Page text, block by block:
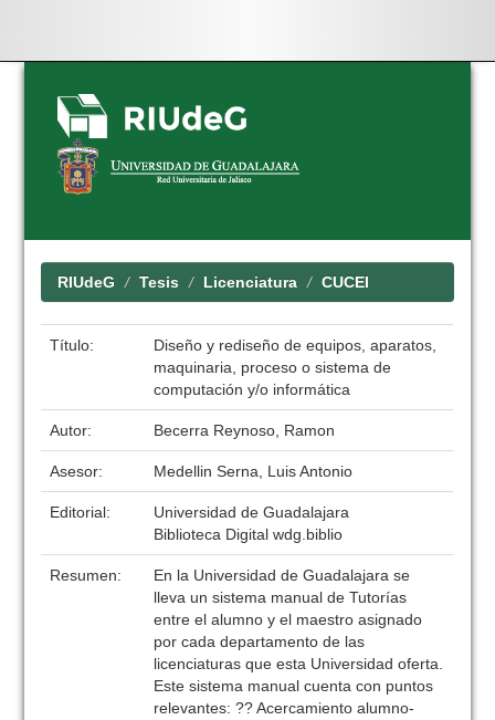
Skip
navigation
RIUdeG Tesis Licenciatura CUCEI
Título:
Diseño y rediseño de equipos, aparatos,
maquinaria, proceso o sistema de
computación y/o informática
Autor: Becerra Reynoso, Ramon
Asesor: Medellin Serna, Luis Antonio
Editorial:
Universidad de Guadalajara
Biblioteca Digital wdg.biblio
Resumen:
En la Universidad de Guadalajara se
lleva un sistema manual de Tutorías
entre el alumno y el maestro asignado
por cada departamento de las
licenciaturas que esta Universidad oferta.
Este sistema manual cuenta con puntos
relevantes: ?? Acercamiento alumno-